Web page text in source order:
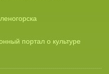
портал о культуре